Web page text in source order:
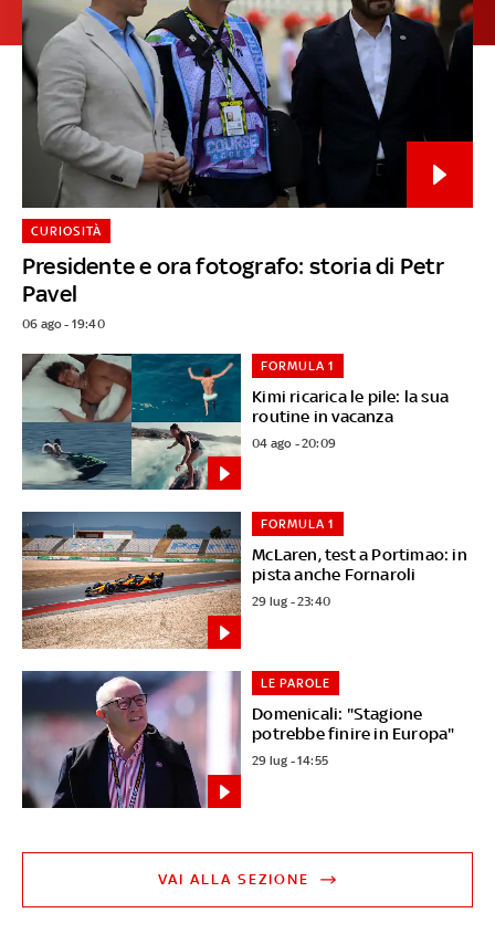
Presidente e ora fotografo: storia di Petr
Pavel
CURIOSITÀ
06 ago - 19:40
Kimi ricarica le pile: la sua
routine in vacanza
FORMULA 1
04 ago - 20:09
McLaren, test a Portimao: in
pista anche Fornaroli
FORMULA 1
29 lug - 23:40
Domenicali: "Stagione
potrebbe finire in Europa"
LE PAROLE
29 lug - 14:55
VAI ALLA SEZIONE